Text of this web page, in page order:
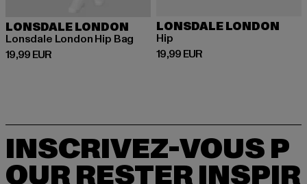
LONSDALE LONDON
Lonsdale London Hip Bag
19,99 EUR
Prix courant: 19,99 EUR
LONSDALE LONDON
Hip
19,99 EUR
Prix courant: 19,99 EUR
INSCRIVEZ-VOUS P
OUR RESTER INSPIR